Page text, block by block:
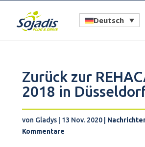
Deutsch
Zurück zur
2018 in
von Gladys| 13 Nov. 2020|
Kommentare